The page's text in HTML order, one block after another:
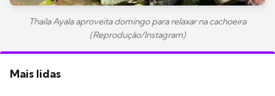
Thaila Ayala aproveita domingo para relaxar na cachoeira
(Reprodução/Instagram)
Mais lidas